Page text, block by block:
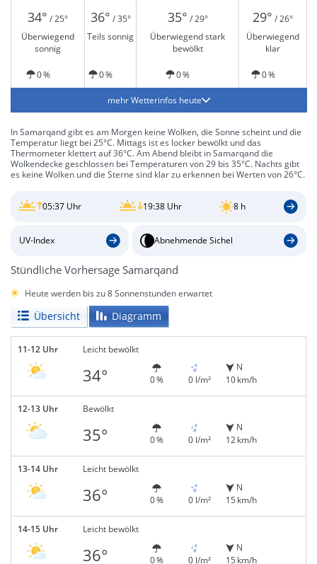
34° / 25° 36° / 35° 35° / 29° 29° / 26°
Überwiegend
sonnig
Teils sonnig
Überwiegend stark
bewölkt
Überwiegend
klar
0 % 0 % 0 % 0 %
mehr Wetterinfos heute
In Samarqand gibt es am Morgen keine Wolken, die Sonne scheint und die
Temperatur liegt bei 25°C. Mittags ist es locker bewölkt und das
Thermometer klettert auf 36°C. Am Abend bleibt in Samarqand die
Wolkendecke geschlossen bei Temperaturen von 29 bis 35°C. Nachts gibt
es keine Wolken und die Sterne sind klar zu erkennen bei Werten von 26°C.
05:37 Uhr 19:38 Uhr 8 h
UV-Index Abnehmende Sichel
Stündliche Vorhersage Samarqand
Heute werden bis zu 8 Sonnenstunden erwartet
Übersicht Diagramm
11-12 Uhr Leicht bewölkt
34° 0 % 0 l/m²
N
10 km/h
12-13 Uhr Bewölkt
35° 0 % 0 l/m²
N
12 km/h
13-14 Uhr Leicht bewölkt
36° 0 % 0 l/m²
N
15 km/h
14-15 Uhr Leicht bewölkt
36° 0 % 0 l/m²
N
15 km/h